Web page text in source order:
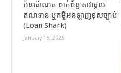
អ៉ីនធេីណេត​ ពាក់ព័ន្ធ​សេវាផ្តល់
ឥណទាន​ ឬកម្ចីអនឡាញខុសច្បាប់
(Loan Shark)
January 15, 2025